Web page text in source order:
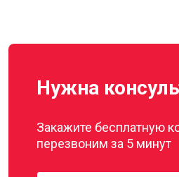
Нужна
Закажите бесплатную
перезвоним за 5 минут